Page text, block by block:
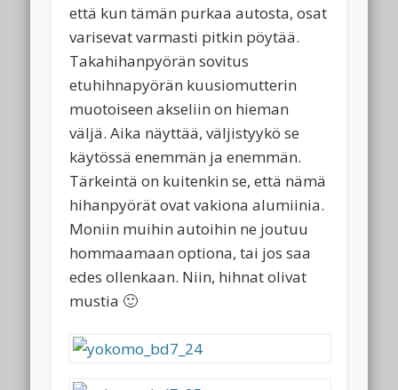
että kun tämän purkaa autosta, osat
varisevat varmasti pitkin pöytää.
Takahihanpyörän sovitus
etuhihnapyörän kuusiomutterin
muotoiseen akseliin on hieman
väljä. Aika näyttää, väljistyykö se
käytössä enemmän ja enemmän.
Tärkeintä on kuitenkin se, että nämä
hihanpyörät ovat vakiona alumiinia.
Moniin muihin autoihin ne joutuu
hommaamaan optiona, tai jos saa
edes ollenkaan. Niin, hihnat olivat
mustia 🙂